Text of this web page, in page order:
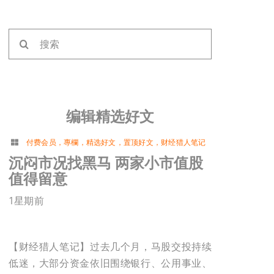
索：
编辑精选好文
付费会员 ，專欄 ， 精选好文 ， 置顶好文 ， 财经猎人笔记
沉闷市况找黑马 两家小市值股
值得留意
1星期前
【财经猎人笔记】过去几个月，马股交投持续
低迷，大部分资金依旧围绕银行、公用事业、